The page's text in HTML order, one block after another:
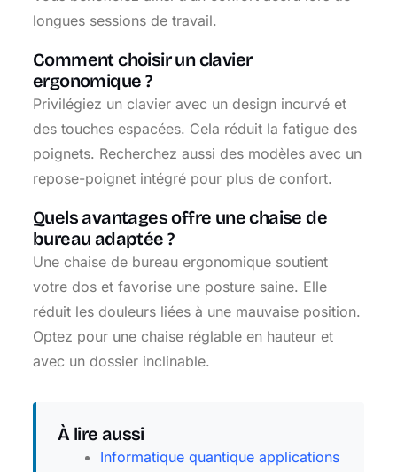
longues sessions de travail.
Comment choisir un clavier
ergonomique ?
Privilégiez un clavier avec un design incurvé et
des touches espacées. Cela réduit la fatigue des
poignets. Recherchez aussi des modèles avec un
repose-poignet intégré pour plus de confort.
Quels avantages offre une chaise de
bureau adaptée ?
Une chaise de bureau ergonomique soutient
votre dos et favorise une posture saine. Elle
réduit les douleurs liées à une mauvaise position.
Optez pour une chaise réglable en hauteur et
avec un dossier inclinable.
À lire aussi
Informatique quantique applications